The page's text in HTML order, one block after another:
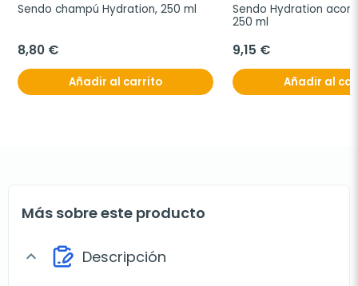
Sendo champú Hydration, 250 ml
8,80 €
Añadir al carrito
Sendo Hydration
250 ml
9,15 €
Añadir al
Más sobre este producto
expand_more Descripción